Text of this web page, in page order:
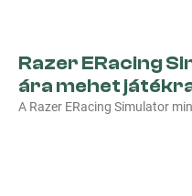
Razer ERacing
ára mehet
A Razer ERacing Simulator